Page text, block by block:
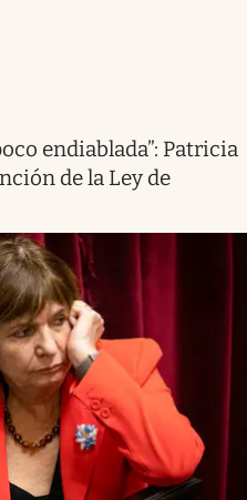
endiablada”: Patricia
de la Ley de